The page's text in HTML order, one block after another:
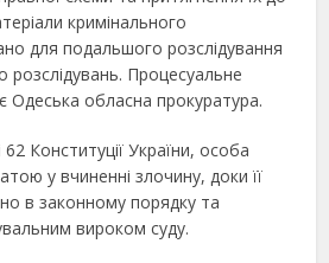
кримінального
для подальшого розслідування
Процесуальне
Одеська обласна прокуратура.
62 Конституції України, особа
у вчиненні злочину, доки її
в законному порядку та
вироком суду.